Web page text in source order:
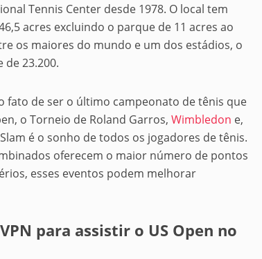
Tennis Center desde 1978. O local tem
acres excluindo o parque de 11 acres ao
os maiores do mundo e um dos estádios, o
23.200.
fato de ser o último campeonato de tênis que
o Torneio de Roland Garros, Wimbledon e,
é o sonho de todos os jogadores de tênis.
oferecem o maior número de pontos
esses eventos podem melhorar
para assistir o US Open no